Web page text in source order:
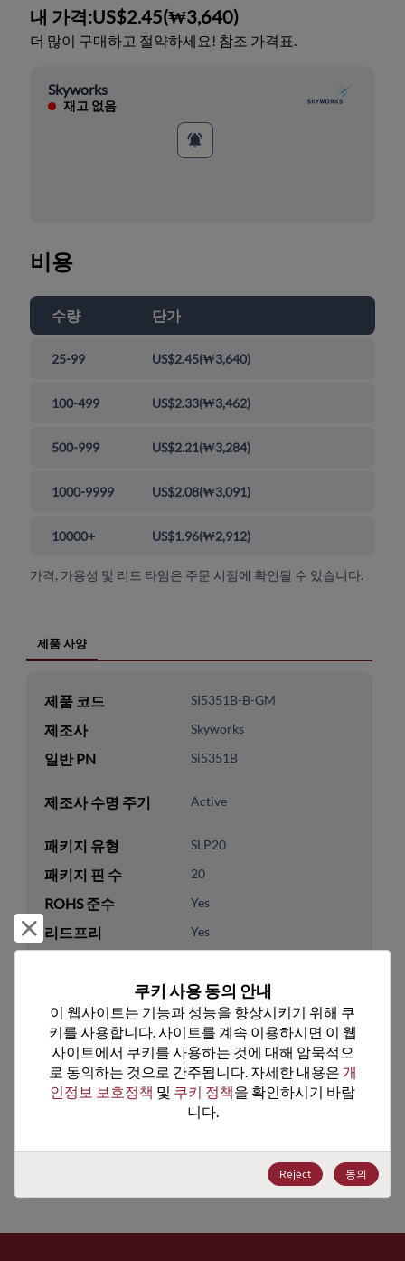
내 가격:US$2.45(₩3,640)
더 많이 구매하고 절약하세요! 참조 가격표.
Skyworks
재고 없음
비용
수량 단가
25-99 US$2.45(₩3,640)
100-499 US$2.33(₩3,462)
500-999 US$2.21(₩3,284)
1000-9999 US$2.08(₩3,091)
10000+ US$1.96(₩2,912)
가격, 가용성 및 리드 타임은 주문 시점에 확인될 수 있습니다.
제품 사양
제품 코드 SI5351B-B-GM
제조사 Skyworks
일반 PN Si5351B
제조사 수명 주기 Active
패키지 유형 SLP20
패키지 핀 수 20
ROHS 준수 Yes
리드프리 Yes
200
기술 카테고리 Analog & Mixed Signal
기술 하위 카테고리 Timing
기술 그룹 Clock Generator
거부 및 닫기
쿠키 사용 동의 안내
이 웹사이트는 기능과 성능을 향상시키기 위해 쿠
키를 사용합니다. 사이트를 계속 이용하시면 이 웹
사이트에서 쿠키를 사용하는 것에 대해 암묵적으
로 동의하는 것으로 간주됩니다. 자세한 내용은 개
인정보 보호정책 및 쿠키 정책을 확인하시기 바랍
니다.
Reject 동의